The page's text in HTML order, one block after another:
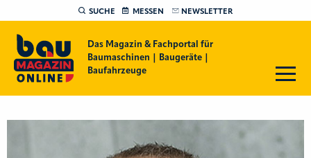
SUCHE MESSEN NEWSLETTER
Das Magazin & Fachportal für
Baumaschinen | Baugeräte |
Baufahrzeuge